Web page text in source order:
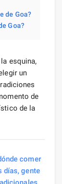
de Goa?
Goa?
esquina,
un
de
de la
comer
días, gente